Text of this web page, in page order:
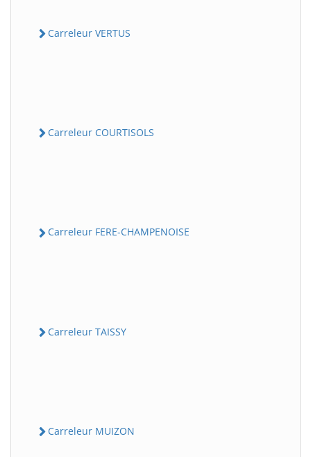
Carreleur VERTUS
Carreleur COURTISOLS
Carreleur FERE-CHAMPENOISE
Carreleur TAISSY
Carreleur MUIZON